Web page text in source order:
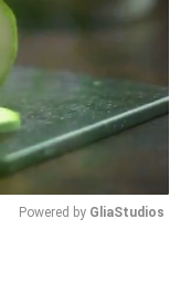
Powered by GliaStudios